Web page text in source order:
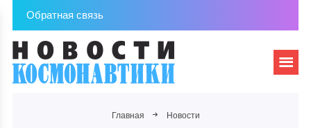
Обратная связь
Главная Новости